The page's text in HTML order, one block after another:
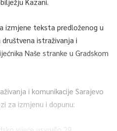
izmjene teksta predloženog u
istraživanja i
Naše stranke u Gradskom
i komunikacije Sarajevo
za izmjenu i dopunu:
vijeće usvojilo 29.